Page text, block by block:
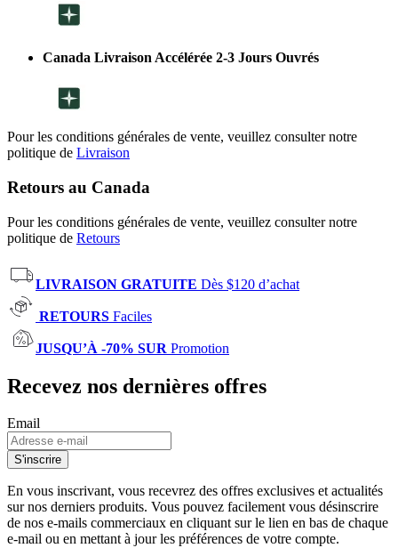
Canada Livraison Accélérée 2-3 Jours Ouvrés
Pour les conditions générales de vente, veuillez consulter notre
politique de Livraison
Retours au Canada
Pour les conditions générales de vente, veuillez consulter notre
politique de Retours
LIVRAISON GRATUITE Dès $120 d’achat
RETOURS Faciles
JUSQU’À -70% SUR Promotion
Recevez nos dernières offres
Email
S'inscrire
En vous inscrivant, vous recevrez des offres exclusives et actualités
sur nos derniers produits. Vous pouvez facilement vous désinscrire
de nos e-mails commerciaux en cliquant sur le lien en bas de chaque
e-mail ou en mettant à jour les préférences de votre compte.